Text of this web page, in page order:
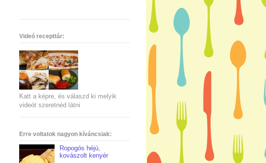
Videó recepttár:
Katt a képre, és válaszd ki melyik
videót szeretnéd látni
Erre voltatok nagyon kíváncsiak:
Ropogós héjú,
kovászolt kenyér